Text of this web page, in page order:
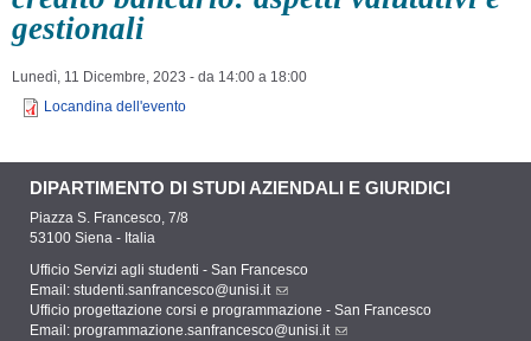
gestionali
Lunedì, 11 Dicembre, 2023 - da 14:00 a 18:00
Locandina dell'evento
DIPARTIMENTO DI STUDI AZIENDALI E GIURIDICI
Piazza S. Francesco, 7/8
53100 Siena - Italia
Ufficio Servizi agli studenti - San Francesco
Email: studenti.sanfrancesco@unisi.it
Ufficio progettazione corsi e programmazione - San Francesco
Email: programmazione.sanfrancesco@unisi.it